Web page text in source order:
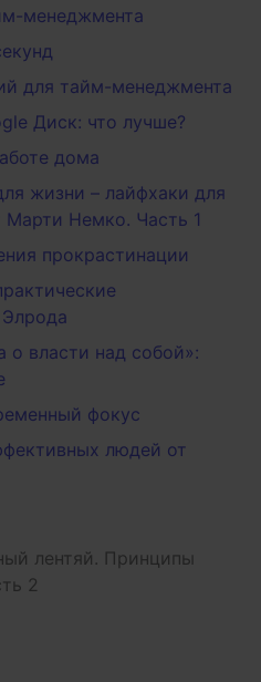
менеджмента
для тайм-менеджмента
Диск: что лучше?
дома
жизни – лайфхаки для
Немко. Часть 1
прокрастинации
о власти над собой»:
фокус
людей от
лентяй. Принципы
2